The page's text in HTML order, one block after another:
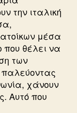
την ιταλική
μέσα
που θέλει να
των
χάνουν
Αυτό που